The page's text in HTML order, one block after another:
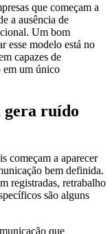
que começam a
a ausência de
Um bom
esse modelo está no
capazes de
em um único
gera ruído
começam a aparecer
bem definida.
registradas, retrabalho
são alguns
que